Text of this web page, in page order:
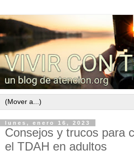
lunes, enero 16, 2023
Consejos y trucos para
el TDAH en adultos